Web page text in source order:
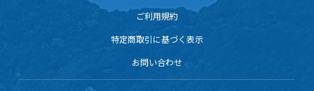
ご利用規約
特定商取引に基づく表示
お問い合わせ